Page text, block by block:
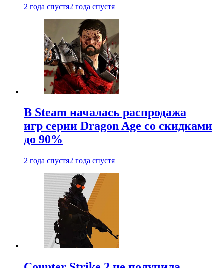
2 года спустя2 года спустя
В Steam началась распродажа
игр серии Dragon Age со скидками
до 90%
2 года спустя2 года спустя